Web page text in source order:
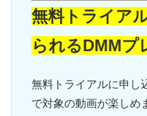
無料トライア
られるDMMプ
無料トライアルに申し
で対象の動画が楽しめ